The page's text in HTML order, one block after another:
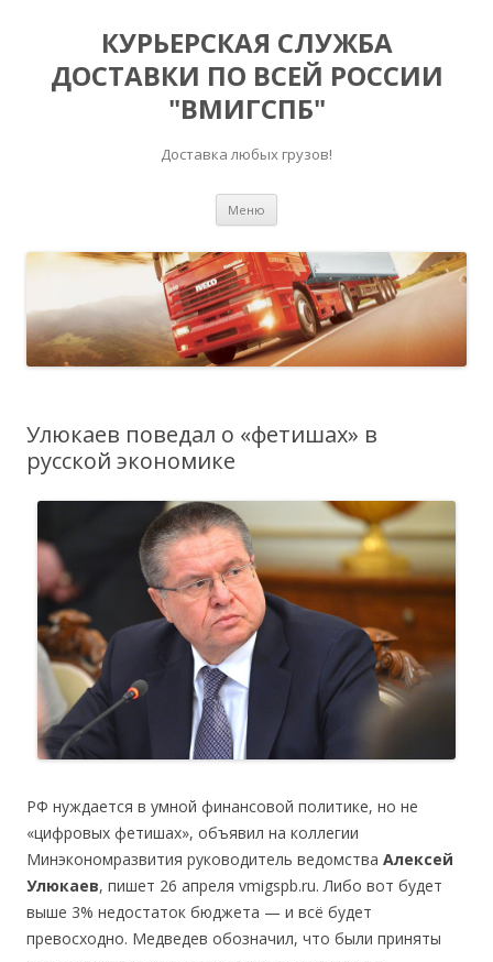
КУРЬЕРСКАЯ СЛУЖБА
ДОСТАВКИ ПО ВСЕЙ РОССИИ
"ВМИГСПБ"
Доставка любых грузов!
Меню
Улюкаев поведал о «фетишах» в
русской экономике
РФ нуждается в умной финансовой политике, но не
«цифровых фетишах», объявил на коллегии
Минэкономразвития руководитель ведомства Алексей
Улюкаев, пишет 26 апреля vmigspb.ru. Либо вот будет
выше 3% недостаток бюджета — и всё будет
превосходно. Медведев обозначил, что были приняты